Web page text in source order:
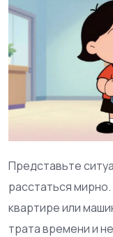
Представьте
расстаться
квартире или
трата времени и